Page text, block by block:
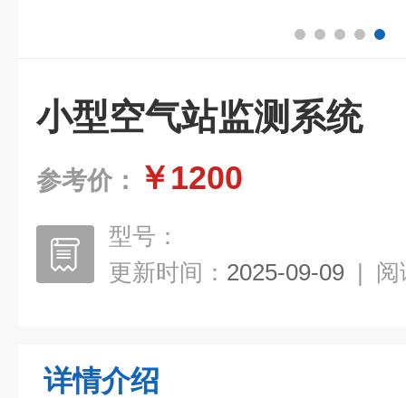
小型空气站监测系统
参考价： ￥1200
型号：
更新时间： 2025-09-09 | 阅
详情介绍